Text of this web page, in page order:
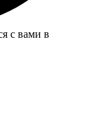
с вами в